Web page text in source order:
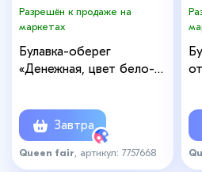
Разрешён к продаже на
маркетах
Булавка-оберег
«Денежная, цвет бело-
Завтра
Queen fair , артикул: 7757668